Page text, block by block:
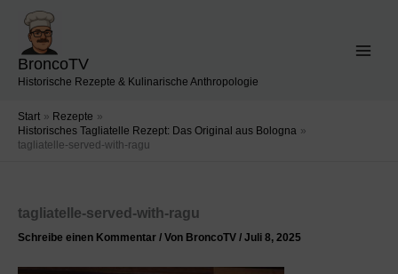
Inhalt
springen
BroncoTV
Historische Rezepte & Kulinarische Anthropologie
Start
Rezepte
Historisches Tagliatelle Rezept: Das Original aus Bologna
tagliatelle-served-with-ragu
tagliatelle-served-with-ragu
Schreibe einen Kommentar / Von BroncoTV / Juli 8, 2025